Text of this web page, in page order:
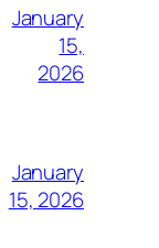
January
15,
2026
January
15, 2026